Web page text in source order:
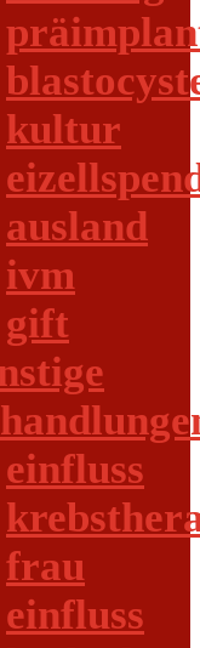
kultur
ausland
ivm
gift
einfluss
frau
einfluss